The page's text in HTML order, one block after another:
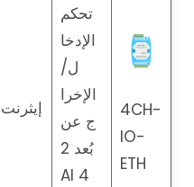
4CH-
IO-
ETH
تحكم
الإدخا
ل/
الإخرا
ج عن
بُعد 2
AI 4
إيثرنت